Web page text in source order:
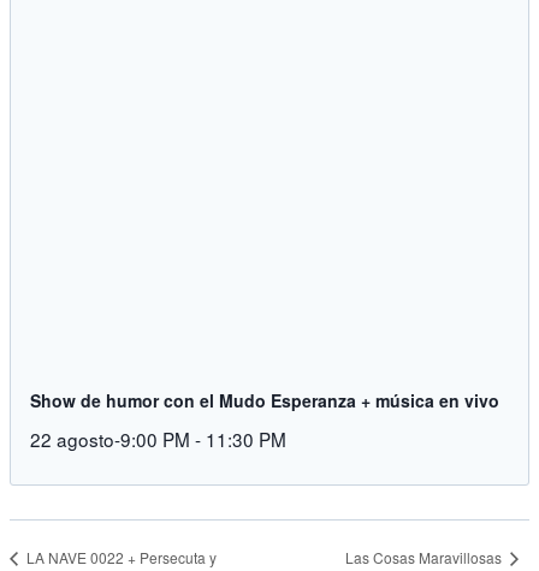
Show de humor con el Mudo Esperanza + música en vivo
22 agosto-9:00 PM - 11:30 PM
LA NAVE 0022 + Persecuta y Las Cosas Maravillosas